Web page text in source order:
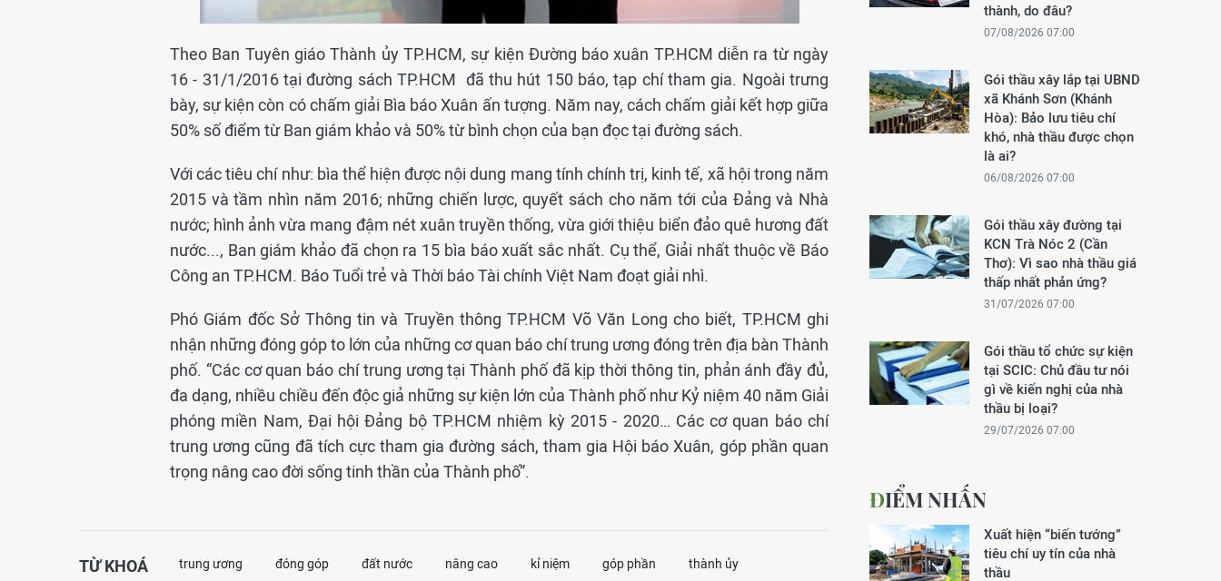
Theo Ban Tuyên giáo Thành ủy TP.HCM, sự kiện Đường báo xuân TP.HCM diễn ra từ ngày
16 - 31/1/2016 tại đường sách TP.HCM đã thu hút 150 báo, tạp chí tham gia. Ngoài trưng
bày, sự kiện còn có chấm giải Bìa báo Xuân ấn tượng. Năm nay, cách chấm giải kết hợp giữa
50% số điểm từ Ban giám khảo và 50% từ bình chọn của bạn đọc tại đường sách.
Với các tiêu chí như: bìa thể hiện được nội dung mang tính chính trị, kinh tế, xã hội trong năm
2015 và tầm nhìn năm 2016; những chiến lược, quyết sách cho năm tới của Đảng và Nhà
nước; hình ảnh vừa mang đậm nét xuân truyền thống, vừa giới thiệu biển đảo quê hương đất
nước..., Ban giám khảo đã chọn ra 15 bìa báo xuất sắc nhất. Cụ thể, Giải nhất thuộc về Báo
Công an TP.HCM. Báo Tuổi trẻ và Thời báo Tài chính Việt Nam đoạt giải nhì.
Phó Giám đốc Sở Thông tin và Truyền thông TP.HCM Võ Văn Long cho biết, TP.HCM ghi
nhận những đóng góp to lớn của những cơ quan báo chí trung ương đóng trên địa bàn Thành
phố. “Các cơ quan báo chí trung ương tại Thành phố đã kịp thời thông tin, phản ánh đầy đủ,
đa dạng, nhiều chiều đến độc giả những sự kiện lớn của Thành phố như Kỷ niệm 40 năm Giải
phóng miền Nam, Đại hội Đảng bộ TP.HCM nhiệm kỳ 2015 - 2020… Các cơ quan báo chí
trung ương cũng đã tích cực tham gia đường sách, tham gia Hội báo Xuân, góp phần quan
trọng nâng cao đời sống tinh thần của Thành phố”.
TỪ KHOÁ trung ương đóng góp đất nước nâng cao kỉ niệm góp phần thành ủy
thành, do đâu?
07/08/2026 07:00
Gói thầu xây lắp tại UBND
xã Khánh Sơn (Khánh
Hòa): Bảo lưu tiêu chí
khó, nhà thầu được chọn
là ai?
06/08/2026 07:00
Gói thầu xây đường tại
KCN Trà Nóc 2 (Cần
Thơ): Vì sao nhà thầu giá
thấp nhất phản ứng?
31/07/2026 07:00
Gói thầu tổ chức sự kiện
tại SCIC: Chủ đầu tư nói
gì về kiến nghị của nhà
thầu bị loại?
29/07/2026 07:00
ĐIỂM NHẤN
Xuất hiện “biến tướng”
tiêu chí uy tín của nhà
thầu